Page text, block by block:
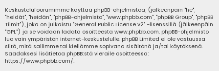
Keskustelufoorumimme käyttää phpBB-ohjelmistoa, (jälkeenpäin "he",
"heidät", "heidän", "phpBB-ohjelmisto", "www.phpbb.com", "phpBB Group", "phpBB
Tiimit"), joka on julkaistu "General Public License v2" -lisenssillä (jälkeenpäin
"GPL") ja se voidaan ladata osoitteesta www.phpbb.com. phpBB-ohjelmisto
luo vain ympäristön internet-keskustelulle. phpBB Limited ei ole vastuussa
siitä, mitä sallimme tai kiellämme sopivana sisältönä ja/tai käytöksenä.
Saadaksesi lisätietoa phpBB:stä vieraile osoitteessa:
https://www.phpbb.com/.